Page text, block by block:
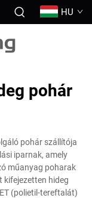
HU
pohár
pohár szállítója
iparnak, amely
műanyag poharak
kifejezetten hideg
(polietil-tereftalát)